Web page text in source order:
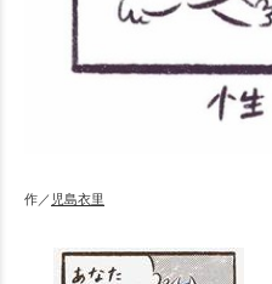
作／ 児島衣里